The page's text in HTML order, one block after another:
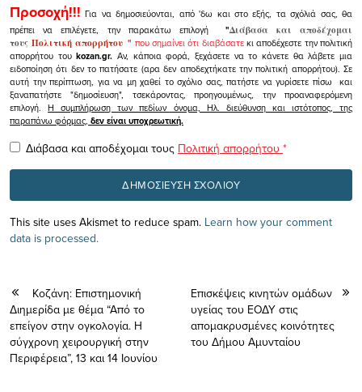
Προσοχή!!! Για να δημοσιεύονται, από 'δω και στο εξής, τα σχόλιά σας, θα
πρέπει να επιλέγετε, την παρακάτω επιλογή
"Διάβασα και αποδέχομαι
τουςΠολιτική απορρήτου" που σημαίνει ότι διαβάσατεκι αποδέχεστε την πολιτική
απορρήτου τουkozan.gr. Αν, κάποια φορά, ξεχάσετε να το κάνετε θα λάβετε μια
ειδοποίηση ότι δεν το πατήσατε (αρα δεν αποδεχτήκατε την πολιτική απορρήτου). Σε
αυτή την περίπτωση, για να μη χαθεί το σχόλιο σας, πατήστε να γυρίσετε πίσω και
ξαναπατήστε "δημοσίευση", τσεκάροντας, προηγουμένως, την προαναφερόμενη
επιλογή.Η συμπλήρωση των πεδίων όνομα, Ηλ. διεύθυνση και ιστότοπος, της
παραπάνω φόρμας, δεν είναι υποχρεωτική.
Διάβασα και αποδέχομαι τους Πολιτική απορρήτου *
This site uses Akismet to reduce spam. Learn how your comment
data is processed.
Κοζάνη: Επιστημονική
Διημερίδα με θέμα “Από το
επείγον στην ογκολογία. Η
σύγχρονη χειρουργική στην
Περιφέρεια”, 13 και 14 Ιουνίου
Επισκέψεις κινητών ομάδων
υγείας του ΕΟΔΥ στις
απομακρυσμένες κοινότητες
του Δήμου Αμυνταίου